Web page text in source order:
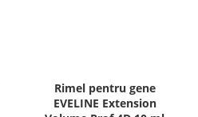
Rimel pentru gene
EVELINE Extension